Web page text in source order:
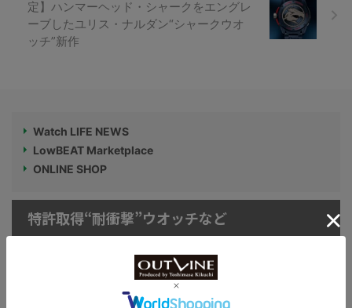
定】ハンマーヘッド・シャークをエングレ
ーブしたユリス・ナルダン“シャークウオ
ッチ”新作
Watch LIFE NEWS
LowBEAT Marketplace
ONLINE SHOP
特許取得“耐衝撃”ウオッチなど